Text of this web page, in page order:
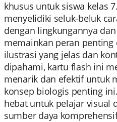
khusus untuk siswa kelas
menyelidiki seluk-beluk
dengan lingkungannya
memainkan peran penting
ilustrasi yang jelas dan
dipahami, kartu flash ini
menarik dan efektif untuk
konsep biologis penting
hebat untuk pelajar visual
sumber daya